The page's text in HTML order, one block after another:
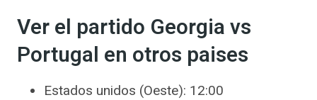
Ver el partido Georgia vs
Portugal en otros paises
Estados unidos (Oeste): 12:00